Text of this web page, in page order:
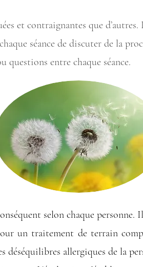
et contraignantes que
séance de discuter de la
questions entre chaque séance.
selon chaque personne. Il
un traitement de terrain
déséquilibres allergiques de la